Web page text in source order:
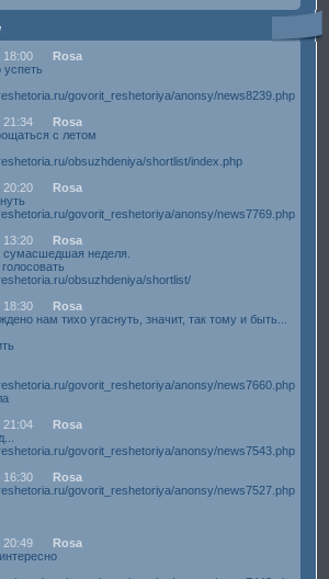
18:00
Rosa
govorit_reshetoriya/anonsy/news8239.php
21:34
Rosa
с летом
obsuzhdeniya/shortlist/index.php
20:20
Rosa
govorit_reshetoriya/anonsy/news7769.php
13:20
Rosa
сумасшедшая неделя.
obsuzhdeniya/shortlist/
18:30
Rosa
нам тихо угаснуть, значит, так тому и быть...
govorit_reshetoriya/anonsy/news7660.php
21:04
Rosa
govorit_reshetoriya/anonsy/news7543.php
16:30
Rosa
govorit_reshetoriya/anonsy/news7527.php
20:49
Rosa